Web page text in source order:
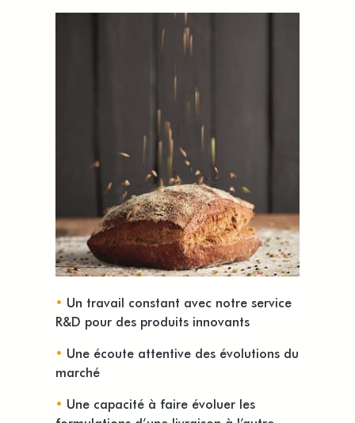
• Un travail constant avec notre service
R&D pour des produits innovants
• Une écoute attentive des évolutions du
marché
• Une capacité à faire évoluer les